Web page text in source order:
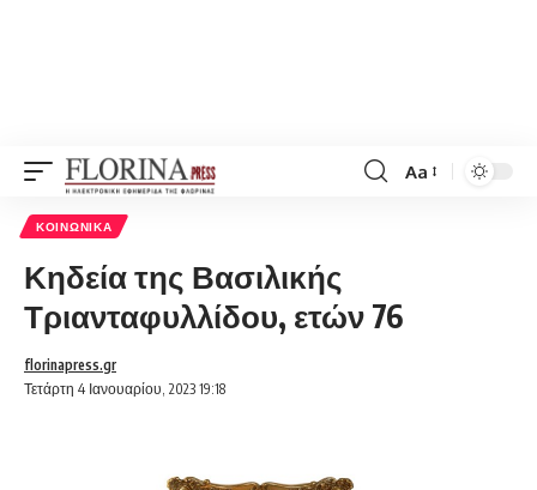
Font
Aa
ΚΟΙΝΩΝΙΚΆ
Κηδεία της Βασιλικής
Τριανταφυλλίδου, ετών 76
Τετάρτη 4 Ιανουαρίου, 2023 19:18
florinapress.gr